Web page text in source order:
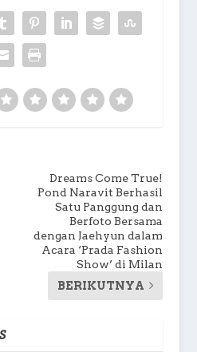
Dreams Come True!
Pond Naravit Berhasil
Satu Panggung dan
Berfoto Bersama
dengan Jaehyun dalam
Acara ‘Prada Fashion
Show’ di Milan
BERIKUTNYA